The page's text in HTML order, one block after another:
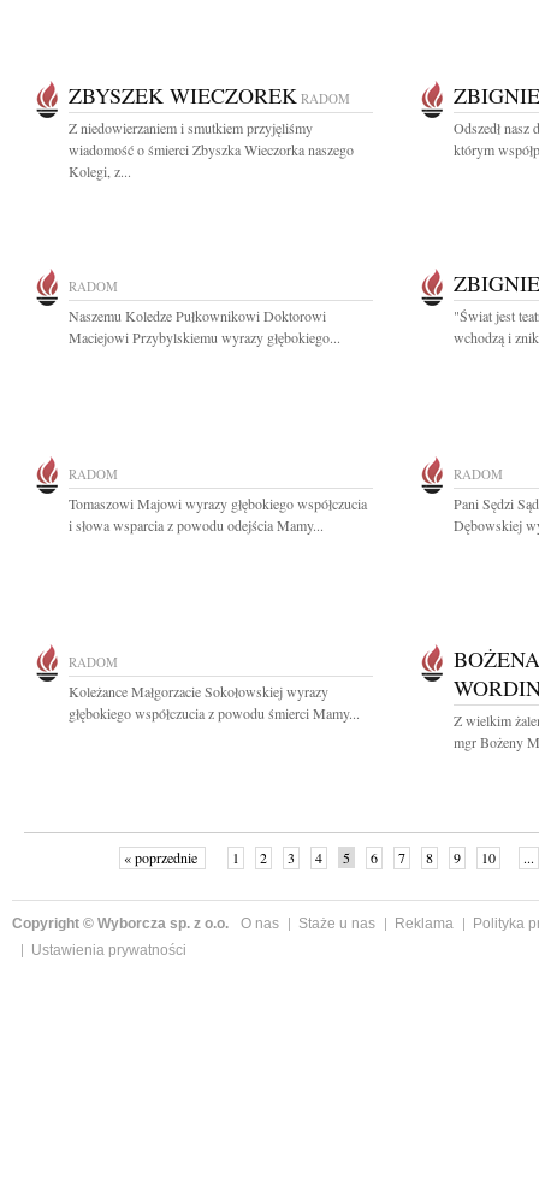
ZBYSZEK WIECZOREK RADOM
Z niedowierzaniem i smutkiem przyjęliśmy
wiadomość o śmierci Zbyszka Wieczorka naszego
Kolegi, z...
Odszedł
którym
RADOM
Naszemu Koledze Pułkownikowi Doktorowi
Maciejowi Przybylskiemu wyrazy głębokiego...
"Świat jest
wchodzą i
RADOM
Tomaszowi Majowi wyrazy głębokiego współczucia
i słowa wsparcia z powodu odejścia Mamy...
RADOM
Pani Sędzi
Dębowskiej
RADOM
Koleżance Małgorzacie Sokołowskiej wyrazy
głębokiego współczucia z powodu śmierci Mamy...
Z wielkim
mgr Bożeny
« poprzednie 1 2 3 4 5 6 7 8 9 10 ...
Copyright © Wyborcza sp. z o.o. O nas Staże u nas Reklama
Polityka
Ustawienia prywatności